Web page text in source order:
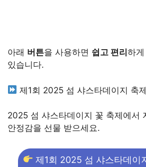
아래 버튼을 사용하면 쉽고 편리 하
있습니다.
제1회 2025 섬 샤스타데이지 축
2025 섬 샤스타데이지 꽃 축제에서
안정감을 선물 받으세요.
제1회 2025 섬 샤스타데이